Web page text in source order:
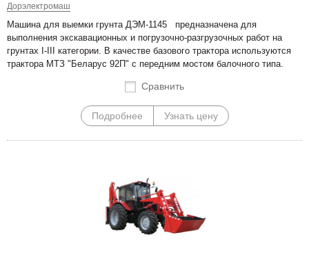
Дорэлектромаш
Машина для выемки грунта ДЭМ-1145 предназначена для
выполнения экскавационных и погрузочно-разгрузочных работ на
грунтах I-III категории. В качестве базового трактора используются
трактора МТЗ "Беларус 92П" с передним мостом балочного типа.
Сравнить
Подробнее Узнать цену